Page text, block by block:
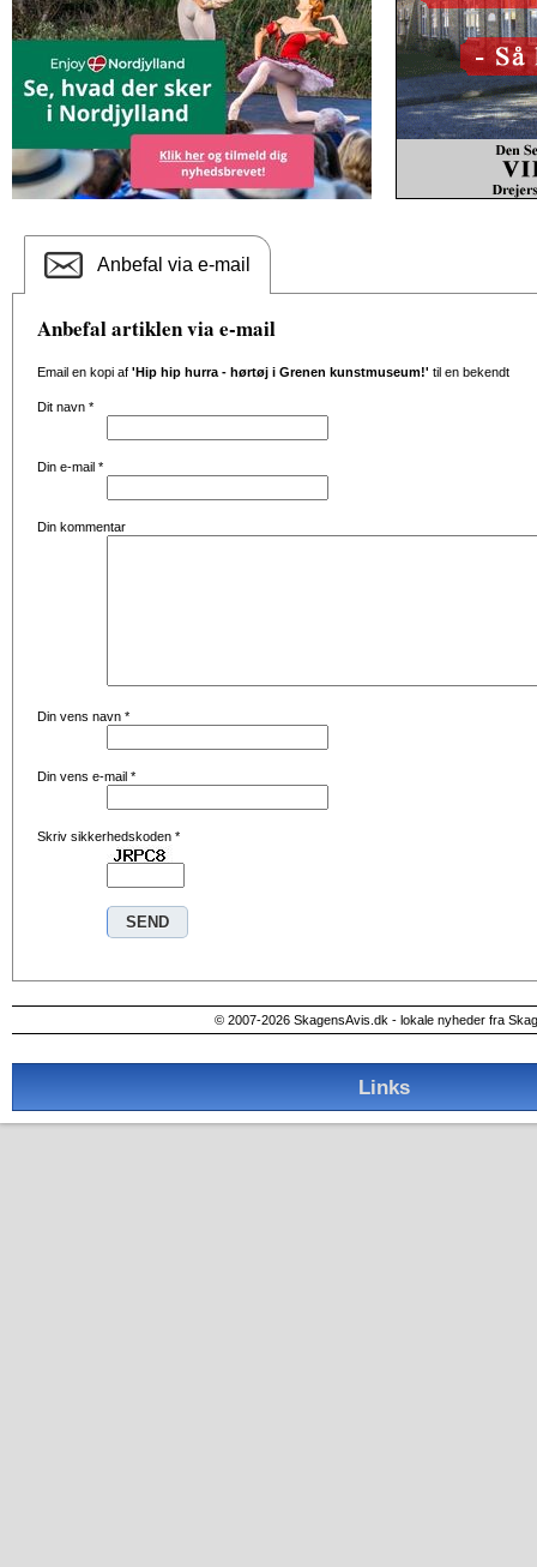
Anbefal via e-mail
Anbefal artiklen via e-mail
Email en kopi af 'Hip hip hurra - hørtøj i Grenen kunstmuseum!' til en bekendt
Dit navn *
Din e-mail *
Din kommentar
Din vens navn *
Din vens e-mail *
Skriv sikkerhedskoden *
© 2007-2026 SkagensAvis.dk - lokale nyheder fra
Links